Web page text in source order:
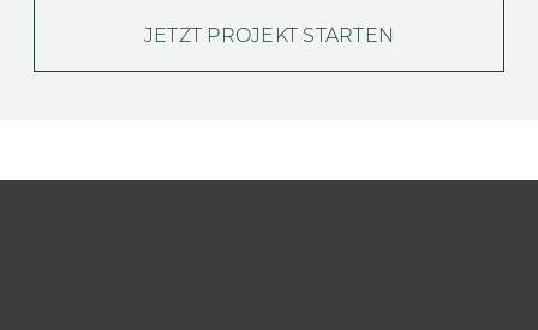
JETZT PROJEKT STARTEN